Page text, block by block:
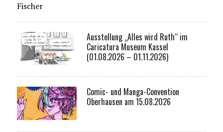
Fischer
Ausstellung „Alles wird Ruth“ im
Caricatura Museum Kassel
(01.08.2026 – 01.11.2026)
Comic- und Manga-Convention
Oberhausen am 15.08.2026